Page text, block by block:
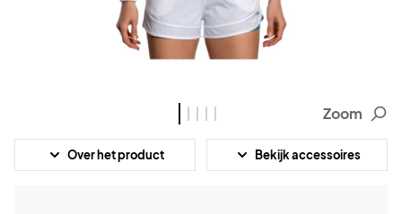
Zoom
Over het product Bekijk accessoires